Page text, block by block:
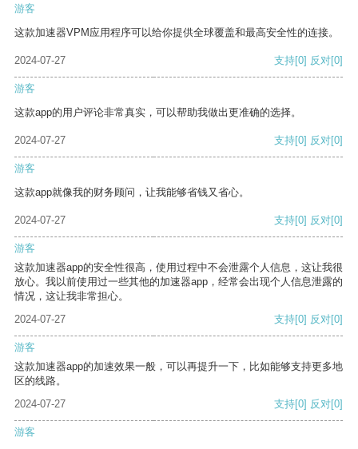
游客
这款加速器VPM应用程序可以给你提供全球覆盖和最高安全性的连接。
2024-07-27 支持[0] 反对[0]
游客
这款app的用户评论非常真实，可以帮助我做出更准确的选择。
2024-07-27 支持[0] 反对[0]
游客
这款app就像我的财务顾问，让我能够省钱又省心。
2024-07-27 支持[0] 反对[0]
游客
这款加速器app的安全性很高，使用过程中不会泄露个人信息，这让我很
放心。我以前使用过一些其他的加速器app，经常会出现个人信息泄露的
情况，这让我非常担心。
2024-07-27
支持[0] 反对[0]
游客
这款加速器app的加速效果一般，可以再提升一下，比如能够支持更多地
区的线路。
2024-07-27
支持[0] 反对[0]
游客